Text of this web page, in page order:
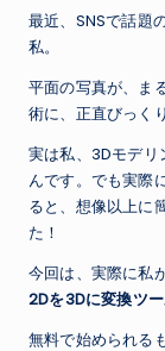
最近、SNSで話題
私。
平面の写真が、ま
術に、正直びっく
実は私、3Dモデリ
んです。でも実際
ると、想像以上に
た！
今回は、実際に私
2Dを3Dに変換ツ
無料で始められる